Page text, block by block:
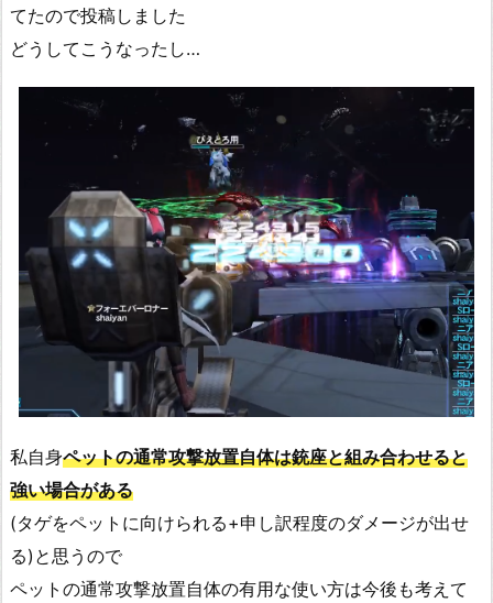
てたので投稿しました
どうしてこうなったし…
私自身ペットの通常攻撃放置自体は銃座と組み合わせると
強い場合がある
(タゲをペットに向けられる+申し訳程度のダメージが出せ
る)と思うので
ペットの通常攻撃放置自体の有用な使い方は今後も考えて